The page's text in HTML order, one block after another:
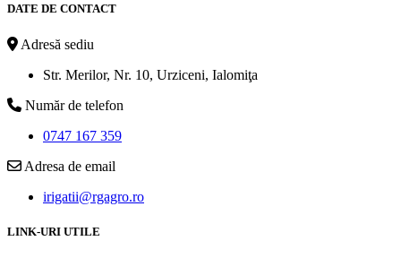
DATE DE CONTACT
Adresă sediu
Str. Merilor, Nr. 10, Urziceni, Ialomiţa
Număr de telefon
0747 167 359
Adresa de email
irigatii@rgagro.ro
LINK-URI UTILE